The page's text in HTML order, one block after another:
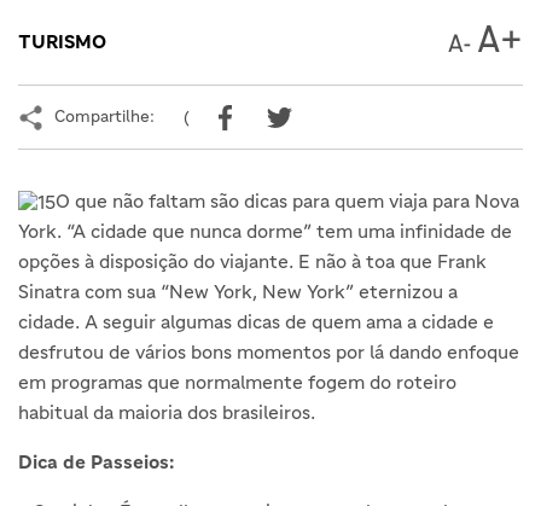
TURISMO
Compartilhe: (
O que não faltam são dicas para quem viaja para Nova
York. “A cidade que nunca dorme” tem uma infinidade de
opções à disposição do viajante. E não à toa que Frank
Sinatra com sua “New York, New York” eternizou a
cidade. A seguir algumas dicas de quem ama a cidade e
desfrutou de vários bons momentos por lá dando enfoque
em programas que normalmente fogem do roteiro
habitual da maioria dos brasileiros.
Dica de Passeios: